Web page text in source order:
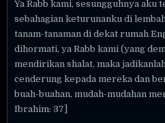
“Ya Rabb kami, sesungguhnya aku
sebahagian keturunanku di
tanam-tanaman di dekat rumah
dihormati, ya Rabb kami (yang
mendirikan shalat, maka
cenderung kepada mereka dan
buah-buahan, mudah-mudahan
Ibrahim: 37]